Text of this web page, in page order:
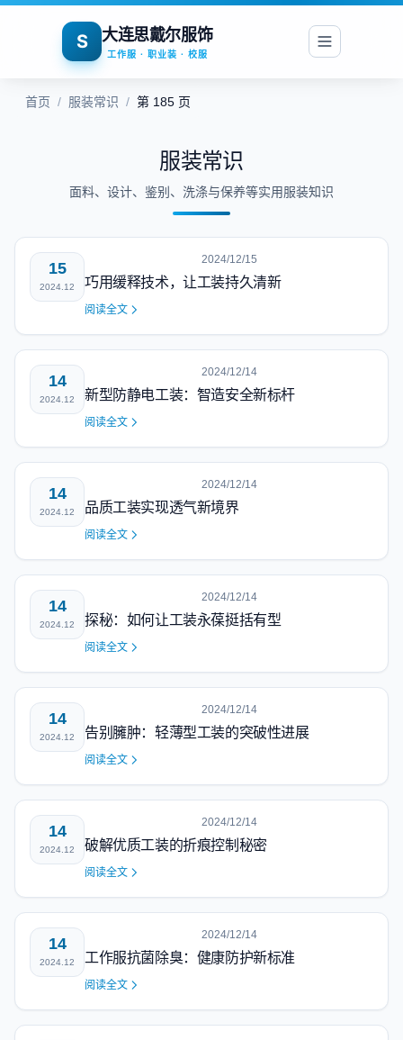
S 大连思戴尔服饰
工作服 · 职业装 · 校服
首页 / 服装常识 / 第 185 页
服装常识
面料、设计、鉴别、洗涤与保养等实用服装知识
15
2024.12
2024/12/15
巧用缓释技术，让工装持久清新
阅读全文
14
2024.12
2024/12/14
新型防静电工装：智造安全新标杆
阅读全文
14
2024.12
2024/12/14
品质工装实现透气新境界
阅读全文
14
2024.12
2024/12/14
探秘：如何让工装永葆挺括有型
阅读全文
14
2024.12
2024/12/14
告别臃肿：轻薄型工装的突破性进展
阅读全文
14
2024.12
2024/12/14
破解优质工装的折痕控制秘密
阅读全文
14
2024.12
2024/12/14
工作服抗菌除臭：健康防护新标准
阅读全文